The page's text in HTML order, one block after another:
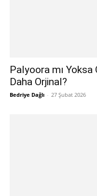
Palyoora mı Yoksa
Daha Orjinal?
Bedriye Dağlı - 27 Şubat 2026